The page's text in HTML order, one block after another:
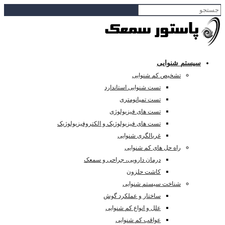
شنوایی
تشخیص کم شنوایی
تست شنوایی استاندارد
تست تمپانومتری
تست های فیزیولوژی
تست های فیزیولوژیک و الکتروفیزیولوژیک
غربالگری شنوایی
راه حل های کم شنوایی
درمان دارویی، جراحی و سمعک
کاشت حلزون
شناخت سیستم شنوایی
ساختار و عملکرد گوش
علل و انواع کم شنوایی
عواقب کم شنوایی